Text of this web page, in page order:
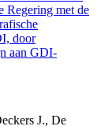
Regering met de
door
aan GDI-
J., De